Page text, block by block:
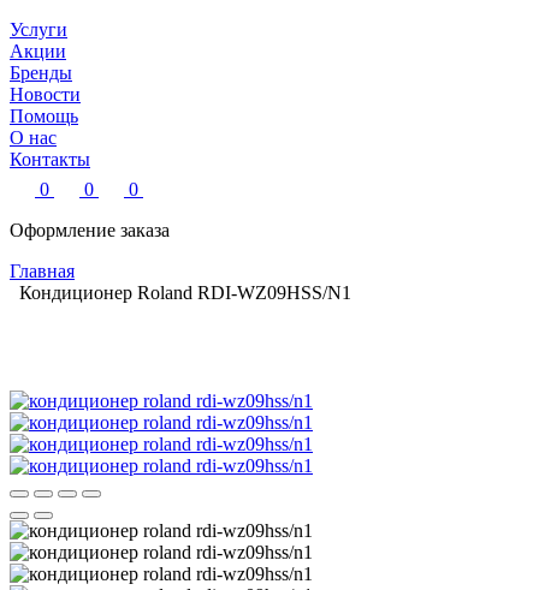
Услуги
Акции
Бренды
Новости
Помощь
О нас
Контакты
0
0
0
Оформление заказа
Главная
Кондиционер Roland RDI-WZ09HSS/N1